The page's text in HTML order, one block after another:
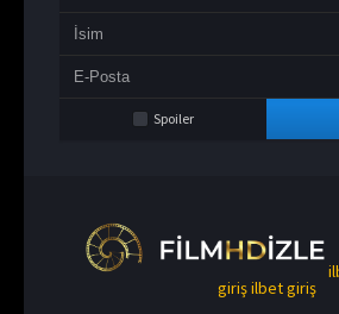
Spoiler
girişilbet giriş